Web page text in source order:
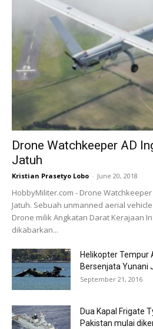
Drone Watchkeeper AD
Jatuh
Kristian Prasetyo Lobo - June 20, 2018
HobbyMiliter.com - Drone Watchkeeper
Jatuh. Sebuah unmanned aerial
Drone milik Angkatan Darat Kerajaan
dikabarkan...
Helikopter Tempur
Bersenjata Yunani
September 21, 2016
Dua Kapal Frigate
Pakistan mulai